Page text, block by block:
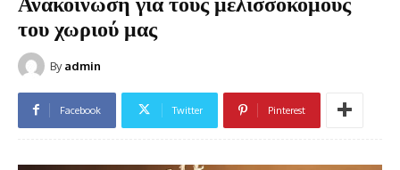
του χωριού μας
By admin
Facebook Twitter Pinterest